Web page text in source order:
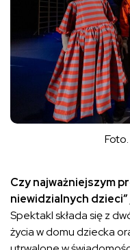
Czy najważniejszym
niewidzialnych
Spektakl składa się z
życia w domu dziecka